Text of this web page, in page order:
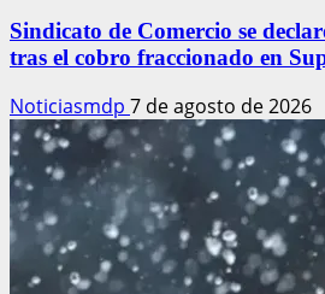
Sindicato de Comercio se
tras el cobro fraccionado en
Noticiasmdp 7 de agosto de 2026